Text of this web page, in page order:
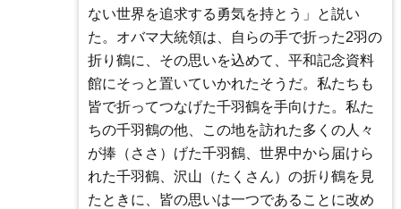
ない世界を追求する勇気を持とう」と説い
た。オバマ大統領は、自らの手で折った2羽の
折り鶴に、その思いを込めて、平和記念資料
館にそっと置いていかれたそうだ。私たちも
皆で折ってつなげた千羽鶴を手向けた。私た
ちの千羽鶴の他、この地を訪れた多くの人々
が捧（ささ）げた千羽鶴、世界中から届けら
れた千羽鶴、沢山（たくさん）の折り鶴を見
たときに、皆の思いは一つであることに改め